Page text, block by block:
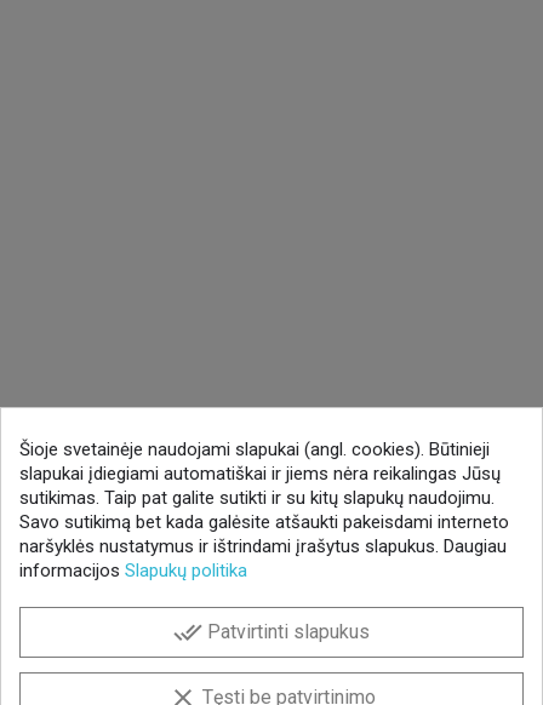
Šioje svetainėje naudojami slapukai (angl. cookies). Būtinieji
slapukai įdiegiami automatiškai ir jiems nėra reikalingas Jūsų
sutikimas. Taip pat galite sutikti ir su kitų slapukų naudojimu.
Savo sutikimą bet kada galėsite atšaukti pakeisdami interneto
naršyklės nustatymus ir ištrindami įrašytus slapukus. Daugiau
informacijos Slapukų politika
done_all Patvirtinti slapukus
clear Tęsti be patvirtinimo